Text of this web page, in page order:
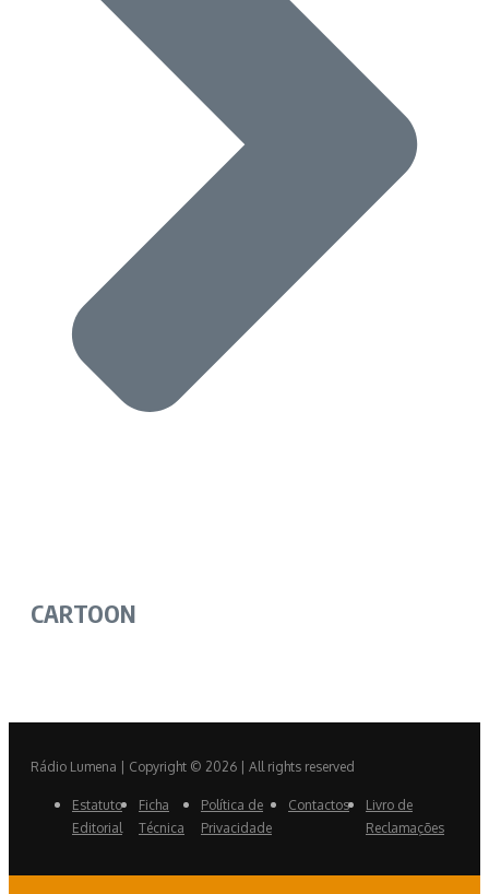
CARTOON
Rádio Lumena | Copyright © 2026 | All rights reserved
Estatuto
Editorial
Ficha
Técnica
Política de
Privacidade
Contactos
Livro de
Reclamações